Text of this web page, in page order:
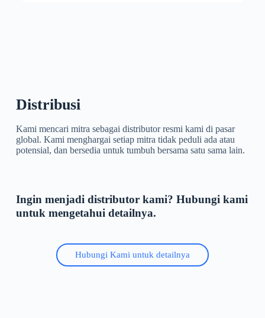
Distribusi
Kami mencari mitra sebagai distributor resmi kami di pasar
global. Kami menghargai setiap mitra tidak peduli ada atau
potensial, dan bersedia untuk tumbuh bersama satu sama lain.
Ingin menjadi distributor kami? Hubungi kami
untuk mengetahui detailnya.
Hubungi Kami untuk detailnya